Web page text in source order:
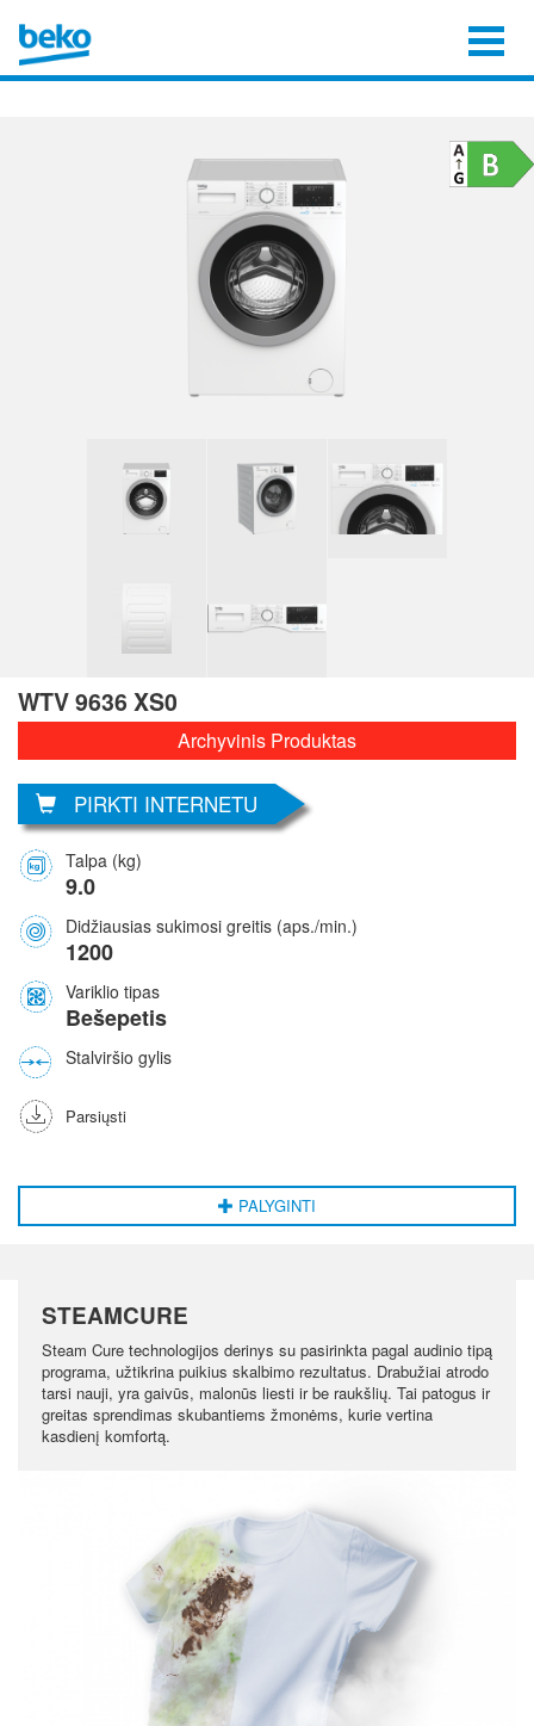
WTV 9636 XS0
Archyvinis Produktas
PIRKTI INTERNETU
Talpa (kg)
9.0
Didžiausias sukimosi greitis (aps./min.)
1200
Variklio tipas
Bešepetis
Stalviršio gylis
Parsiųsti
PALYGINTI
STEAMCURE
Steam Cure technologijos derinys su pasirinkta pagal audinio tipą
programa, užtikrina puikius skalbimo rezultatus. Drabužiai atrodo
tarsi nauji, yra gaivūs, malonūs liesti ir be raukšlių. Tai patogus ir
greitas sprendimas skubantiems žmonėms, kurie vertina
kasdienį komfortą.